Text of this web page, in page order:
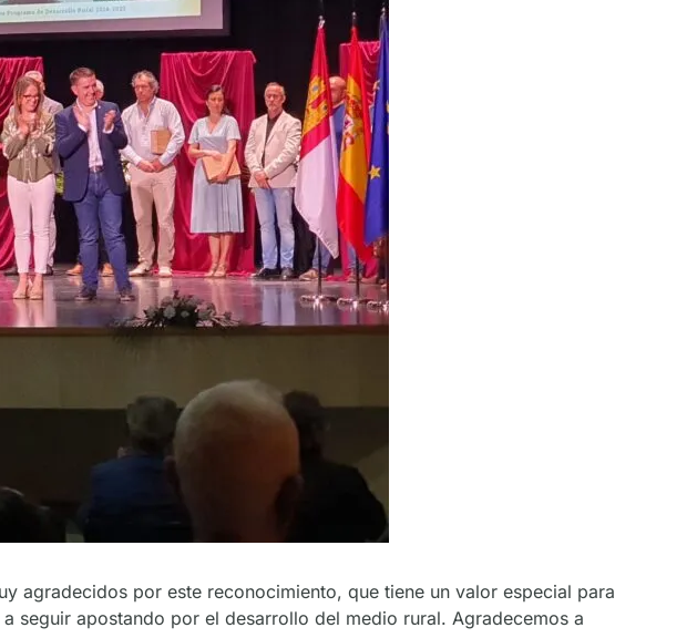
agradecidos por este reconocimiento, que tiene un valor especial para
seguir apostando por el desarrollo del medio rural. Agradecemos a